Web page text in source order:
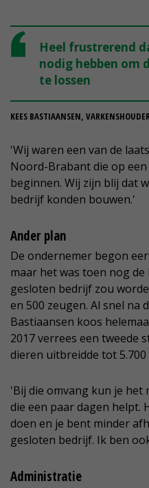
Heel frustrerend
nodig hebben om
te lossen
KEES BASTIAANSEN,
'Wij waren een van de
Noord-Brabant die op
beginnen. Wij zijn blij dat
bedrijf konden bouwen.'
Ander plan
De ondernemer begon
maar het was toen nog
gesloten bedrijf zou
en 500 zeugen. Al snel na
Bastiaansen koos
2017 verrees een tweede
dieren uitbreidde tot 5.700
'Bij die omvang kun je het
die een paar dagen helpt.
doen en je bent minder
gesloten bedrijf. Ik ben
Administratie